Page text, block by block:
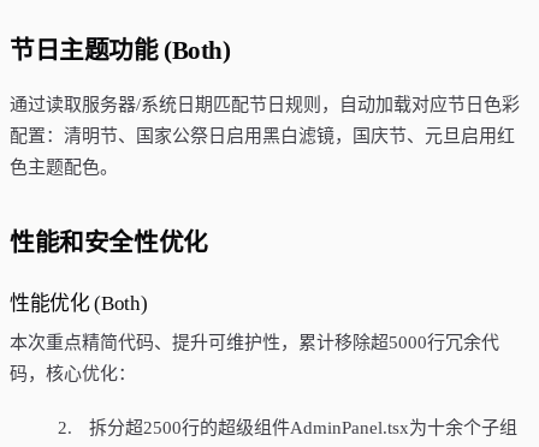
节日主题功能 (Both)
通过读取服务器/系统日期匹配节日规则，自动加载对应节日色彩
配置：清明节、国家公祭日启用黑白滤镜，国庆节、元旦启用红
色主题配色。
性能和安全性优化
性能优化 (Both)
本次重点精简代码、提升可维护性，累计移除超5000行冗余代
码，核心优化：
拆分超2500行的超级组件AdminPanel.tsx为十余个子组